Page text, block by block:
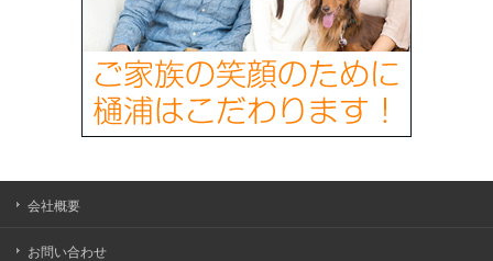
会社概要
お問い合わせ